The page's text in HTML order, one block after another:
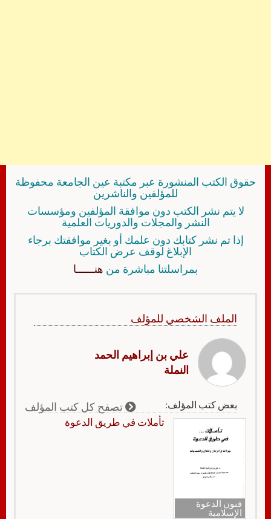
حقوق الكتب المنشورة عبر مكتبة عين الجامعة محفوظة
للمؤلفين والناشرين
لا يتم نشر الكتب دون موافقة المؤلفين ومؤسسات
النشر والمجلات والدوريات العلمية
إذا تم نشر كتابك دون علمك أو بغير موافقتك برجاء
الإبلاغ لوقف عرض الكتاب
بمراسلتنا مباشرة من هنــــــا
الملف الشخصي للمؤلف
علي بن إبراهيم الحمد
النملة
بعض كتب المؤلف: تصفح كل كتب المؤلف
فنون الدعوة
الإسلامية
تأملات في طريق الدعوة